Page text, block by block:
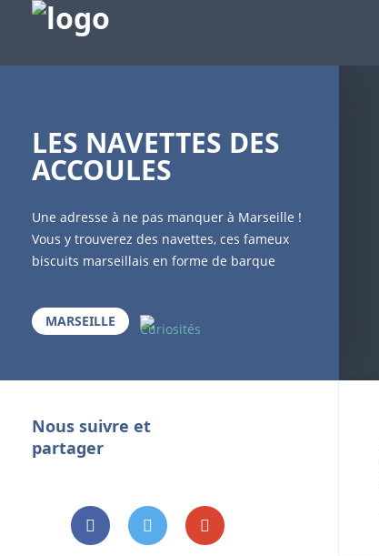
LES NAVETTES DES
ACCOULES
Une adresse à ne pas manquer à Marseille !
Vous y trouverez des navettes, ces fameux
biscuits marseillais en forme de barque
amené Marie Salomé, Marie jacobé, Lazare
et Marthe de la terre Sainte à notre côte).
samedi de 10h à 19h.
MARSEILLE
Nous suivre et
partager